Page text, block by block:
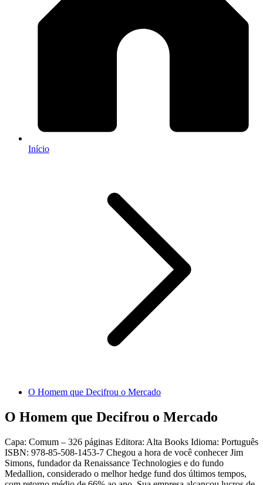
Início
O Homem que Decifrou o Mercado
O Homem que Decifrou o Mercado
Capa: Comum – 326 páginas Editora: Alta Books Idioma: Português
ISBN: 978-85-508-1453-7 Chegou a hora de você conhecer Jim
Simons, fundador da Renaissance Technologies e do fundo
Medallion, considerado o melhor hedge fund dos últimos tempos,